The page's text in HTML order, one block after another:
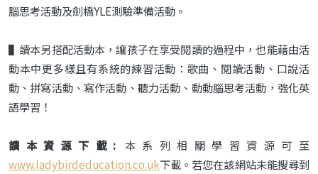
腦思考活動及劍橋YLE測驗準備活動。
▌讀本另搭配活動本，讓孩子在享受閱讀的過程中，也能藉由活
動本中更多樣且有系統的練習活動：歌曲、閱讀活動、口說活
動、拼寫活動、寫作活動、聽力活動、動動腦思考活動，強化英
語學習！
讀本資源下載: 本系列相關學習資源可至
www.ladybirdeducation.co.uk下載。若您在該網站未能搜尋到